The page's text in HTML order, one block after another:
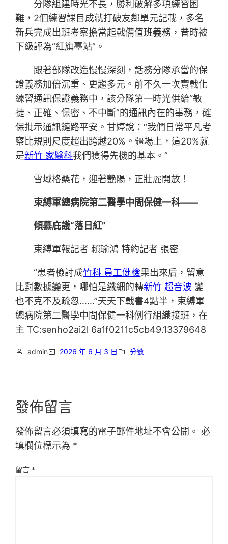
分隊組建時光不長，勝利破解多項練習困
難，2個練習課目成就打破友鄰單元記載，多名
新兵完成出班考察擔當起戰備值班義務，昔時被
下級評為“紅旗臺站”。
跟著部隊改造慢慢深刻，話務分隊承當的保
證義務加倍沉重、更趨多元。前不久一次實戰化
練習通訊保證義務中，該分隊第一時光供給“敏
捷、正確、保密、不中斷”的通訊內在的事務，確
保批示通訊鏈路平安。甘婷說：“我們日常平凡考
察比規則尺度超出跨越20%。疆場上，這20%就
是新竹 家醫科我們獲得先機的基本。”
雪域格桑花，迎著艷陽，正壯麗開放！
束縛軍總病院第二醫學中間保健一科——
傾慕庇護“落日紅”
束縛軍報記者 賴瑜鴻 特約記者 張密
“患者檢討成竹科 員工健檢果出來后，留意
比對數據變更，哪怕是纖細的轉新竹 超音波 變
也不克不及疏忽……”天天下戰書4點半，束縛軍
總病院第二醫學中間保健一科例行組織接班，在
主 TC:senho2ai2l 6a1f0211c5cb49.13379648
admin 2026 年 6 月 3 日 分數
發佈留言
發佈留言必須填寫的電子郵件地址不會公開。 必
填欄位標示為 *
留言 *